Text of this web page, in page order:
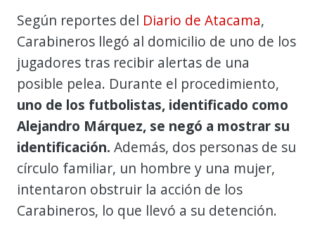
Según reportes del Diario de Atacama,
Carabineros llegó al domicilio de uno de los
jugadores tras recibir alertas de una
posible pelea. Durante el procedimiento,
uno de los futbolistas, identificado como
Alejandro Márquez, se negó a mostrar su
identificación. Además, dos personas de su
círculo familiar, un hombre y una mujer,
intentaron obstruir la acción de los
Carabineros, lo que llevó a su detención.